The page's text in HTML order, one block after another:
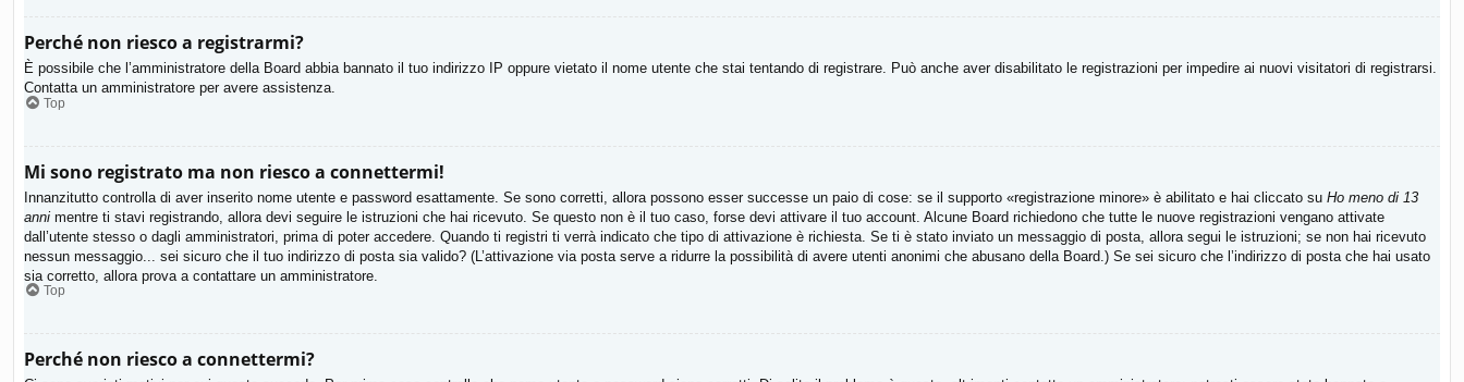
Perché non riesco a registrarmi?
È possibile che l’amministratore della Board abbia bannato il tuo indirizzo IP oppure vietato il nome utente che stai tentando di registrare. Può anche aver disabilitato le registrazioni per impedire ai nuovi visitatori di registrarsi.
Contatta un amministratore per avere assistenza.
Top
Mi sono registrato ma non riesco a connettermi!
Innanzitutto controlla di aver inserito nome utente e password esattamente. Se sono corretti, allora possono esser successe un paio di cose: se il supporto «registrazione minore» è abilitato e hai cliccato su Ho meno di 13
anni mentre ti stavi registrando, allora devi seguire le istruzioni che hai ricevuto. Se questo non è il tuo caso, forse devi attivare il tuo account. Alcune Board richiedono che tutte le nuove registrazioni vengano attivate
dall’utente stesso o dagli amministratori, prima di poter accedere. Quando ti registri ti verrà indicato che tipo di attivazione è richiesta. Se ti è stato inviato un messaggio di posta, allora segui le istruzioni; se non hai ricevuto
nessun messaggio... sei sicuro che il tuo indirizzo di posta sia valido? (L’attivazione via posta serve a ridurre la possibilità di avere utenti anonimi che abusano della Board.) Se sei sicuro che l’indirizzo di posta che hai usato
sia corretto, allora prova a contattare un amministratore.
Top
Perché non riesco a connettermi?